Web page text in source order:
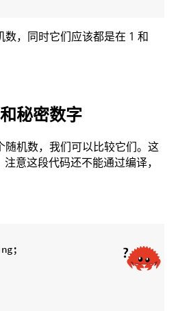
，同时它们应该都是在 1 和
秘密数字
随机数，我们可以比较它们。这
意这段代码还不能通过编译，